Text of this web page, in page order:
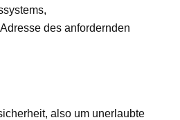
des anfordernden
also um unerlaubte